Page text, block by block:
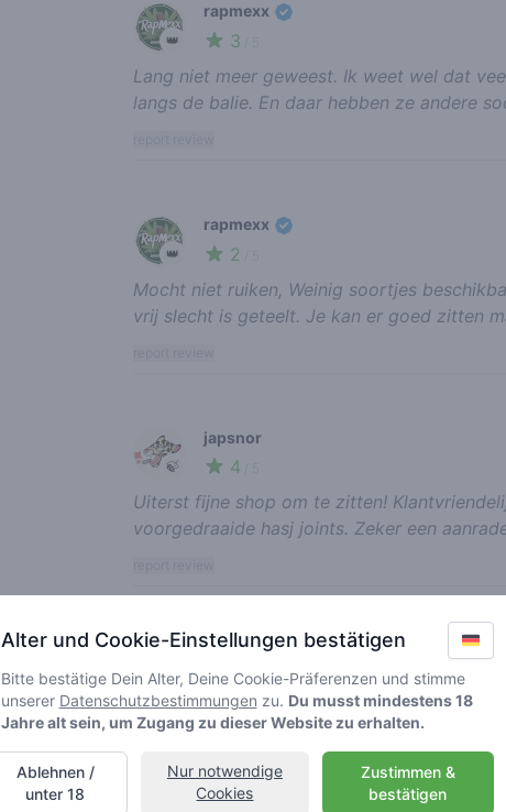
👑
rapmexx
3
Lang niet meer geweest. Ik weet wel dat
langs de balie. En daar hebben ze andere
👑
rapmexx
2
Mocht niet ruiken, Weinig soortjes
vrij slecht is geteelt. Je kan er goed zitten
🍃
japsnor
4
Uiterst fijne shop om te zitten!
voorgedraaide hasj joints. Zeker een
🍃
konijn
5/ 5
Marjo mag niet binnen omdat hij het ruim
ergens op straat rollen en oproken..
report review
Alter und Cookie-Einstellungen bestätigen
Bitte bestätige Dein Alter, Deine Cookie-Präferenzen und stimme
unserer Datenschutzbestimmungen zu. Du musst mindestens 18
Jahre alt sein, um Zugang zu dieser Website zu erhalten.
Zustimmen &
bestätigen
Nur notwendige
Cookies
Ablehnen /
unter 18